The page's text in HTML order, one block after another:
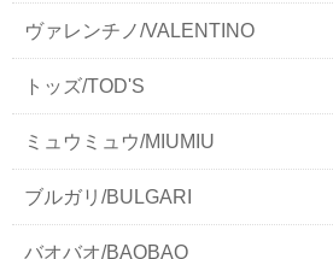
ヴァレンチノ/VALENTINO
トッズ/TOD'S
ミュウミュウ/MIUMIU
ブルガリ/BULGARI
バオバオ/BAOBAO